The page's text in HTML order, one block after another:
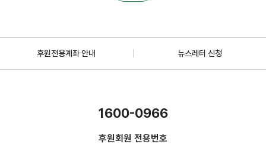
후원전용계좌 안내 뉴스레터 신청
1600-0966
후원회원 전용번호